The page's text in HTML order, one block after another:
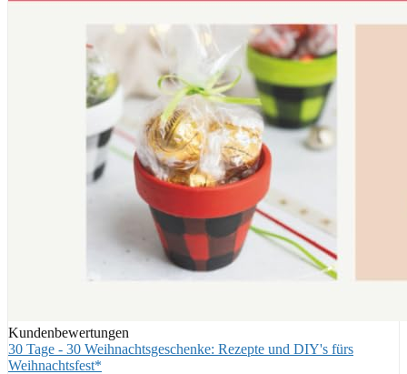
Kundenbewertungen
30 Tage - 30 Weihnachtsgeschenke: Rezepte und DIY's fürs
Weihnachtsfest*